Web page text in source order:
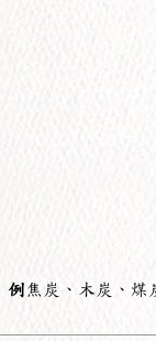
例焦炭、木炭、煤